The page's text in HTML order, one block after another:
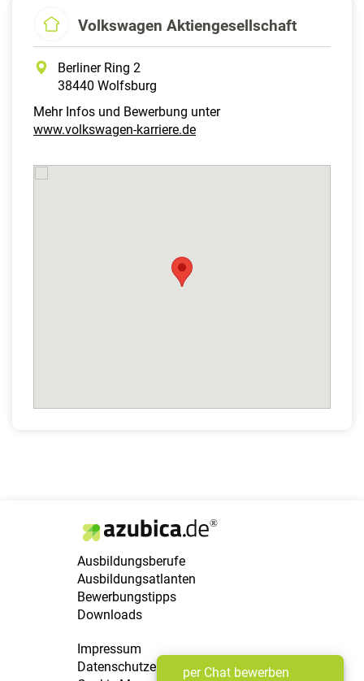
Volkswagen Aktiengesellschaft
Berliner Ring 2
38440 Wolfsburg
Mehr Infos und Bewerbung unter
www.volkswagen-karriere.de
per Chat bewerben
Ausbildungsberufe
Ausbildungsatlanten
Bewerbungstipps
Downloads
Impressum
Datenschutzerklärung